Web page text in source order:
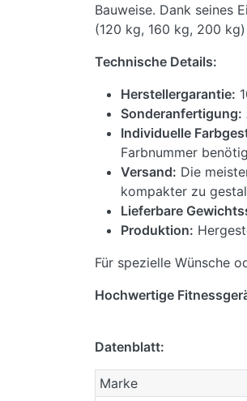
Bauweise. Dank seines
(120 kg, 160 kg, 200
Technische Details:
Herstellergarantie:
Sonderanfertigung:
Individuelle
Farbnummer
Versand: Die
kompakter zu
Lieferbare
Produktion:
Für spezielle Wünsche
Hochwertige
Datenblatt:
Marke